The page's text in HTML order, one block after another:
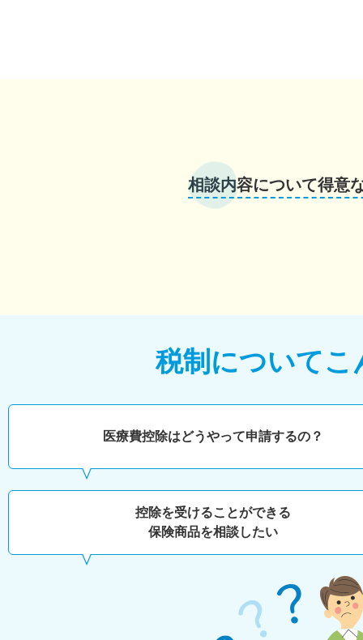
相談内容について得意
税制についてこ
医療費控除はどうやって申請するの？
控除を受けることができる
保険商品を相談したい